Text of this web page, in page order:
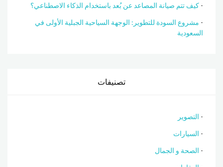
كيف تتم صيانة المصاعد عن بُعد باستخدام الذكاء الاصطناعي؟
مشروع السودة للتطوير: الوجهة السياحية الجبلية الأولى في
السعودية
تصنيفات
التصوير
السيارات
الصحة و الجمال